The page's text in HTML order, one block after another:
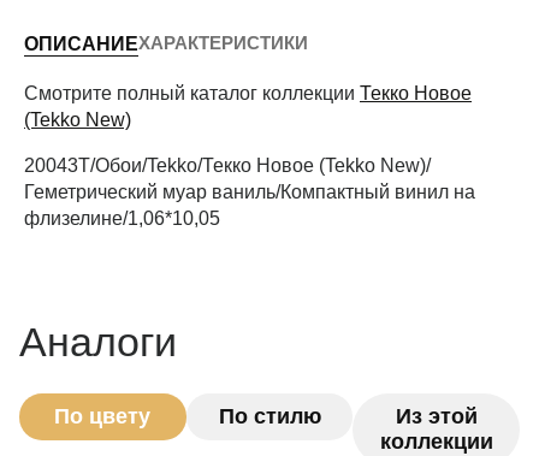
Периметр комнаты (м)
Рассчитать
ОПИСАНИЕХАРАКТЕРИСТИКИ
Смотрите полный каталог коллекции Текко Новое
(Tekko New)
20043T/Обои/Tekko/Текко Новое (Tekko New)/
Геметрический муар ваниль/Компактный винил на
флизелине/1,06*10,05
Аналоги
По цвету По стилю
Из этой
коллекции